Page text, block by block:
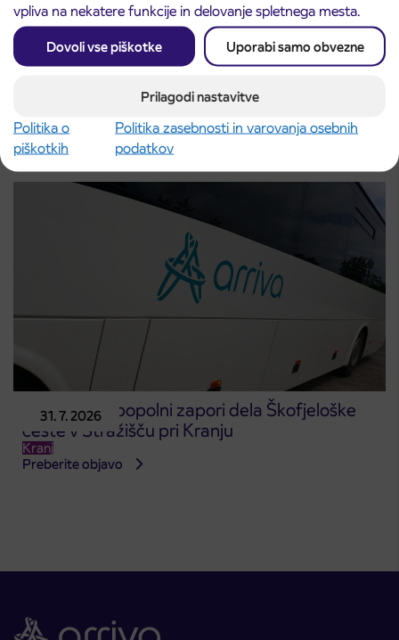
vpliva na nekatere funkcije in delovanje spletnega mesta.
Dovoli vse piškotke Uporabi samo obvezne
Prilagodi nastavitve
Politika o
piškotkih
Politika zasebnosti in varovanja osebnih
podatkov
ČEŠNJEVEK – TRATA
Kranj
Preberite objavo
31. 7. 2026
Obvestilo o popolni zapori dela Škofjeloške
ceste v Stražišču pri Kranju
Kranj
Preberite objavo